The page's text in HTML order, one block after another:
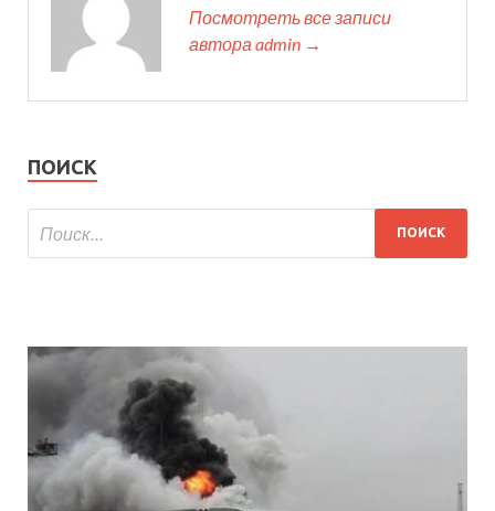
Посмотреть все записи
автора admin →
ПОИСК